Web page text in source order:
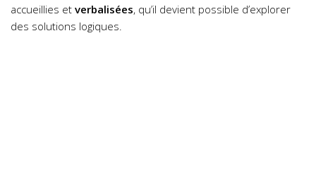
accueillies et verbalisées, qu’il devient possible d’explorer
des solutions logiques.